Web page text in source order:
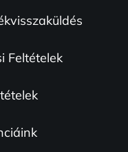
Feltételek